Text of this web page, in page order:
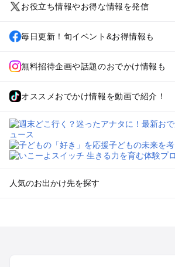
お役立ち情報やお得な情報を発信
毎日更新！旬イベント&お得情報も
無料招待企画や話題のおでかけ情報も
オススメおでかけ情報を動画で紹介！
人気のお出かけ先を探す